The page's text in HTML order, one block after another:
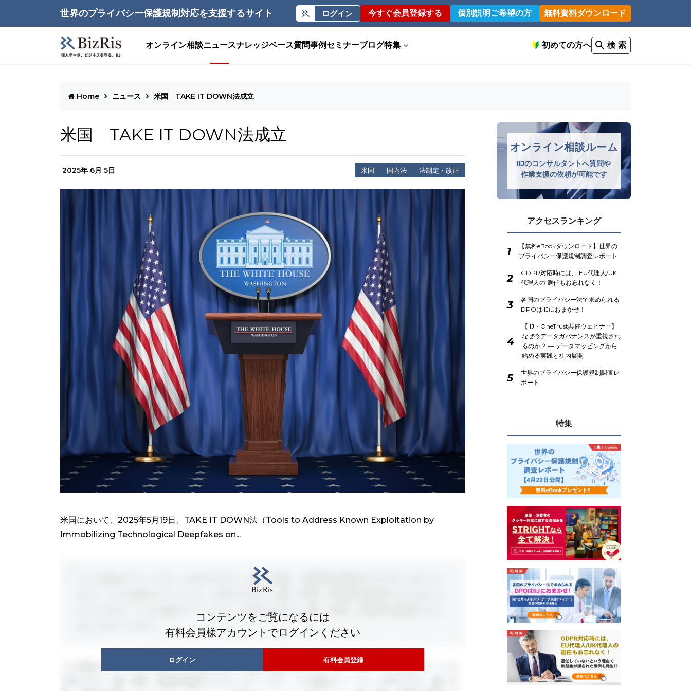
世界のプライバシー保護規制対応を支援するサイト ログイン 今すぐ会員登録する 個別説明ご希望の方 無料資料ダウンロード
オンライン相談ニュースナレッジベース質問事例 セミナーブログ特集 初めての方へ 検 索
Home ニュース 米国 TAKE IT DOWN法成立
米国 TAKE IT DOWN法成立
2025年 6月 5日 米国 国内法 法制定・改正
米国において、2025年5月19日、TAKE IT DOWN法（Tools to Address Known Exploitation by
Immobilizing Technological Deepfakes on...
コンテンツをご覧になるには
有料会員様アカウントでログインください
ログイン 有料会員登録
オンライン相談ルーム
IIJのコンサルタントへ質問や
作業支援の依頼が可能です
アクセスランキング
1
【無料eBookダウンロード】世界の
プライバシー保護規制調査レポート
2
GDPR対応時には、 EU代理人/UK
代理人の 選任もお忘れなく！
3
各国のプライバシー法で求められる
DPOはIIJにおまかせ！
4
【IIJ・OneTrust共催ウェビナー】
なぜ今データガバナンスが重視され
るのか？ ― データマッピングから
始める実践と社内展開
5
世界のプライバシー保護規制調査レ
ポート
特集